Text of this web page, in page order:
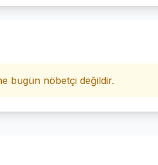
bugün nöbetçi değildir.